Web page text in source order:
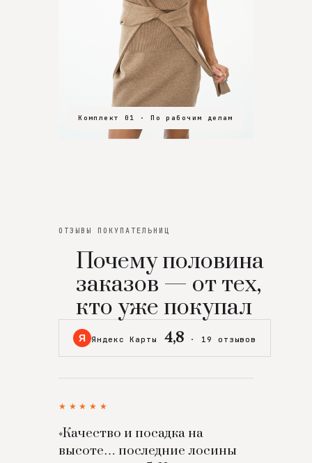
Комплект 01 · По рабочим делам
Комплект 02 · В зал
Комплект 03 · На особенный вечер
ОТЗЫВЫ ПОКУПАТЕЛЬНИЦ
Почему половина
заказов — от тех,
кто уже покупал
Я Яндекс Карты 4,8 · 19 отзывов
★★★★★
«Качество и посадка на
высоте… последние лосины